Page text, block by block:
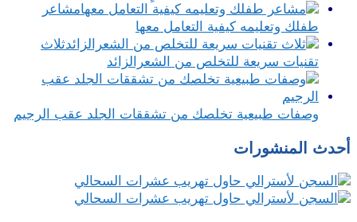
مشاعر
طفلك وتعليمه كيفية التعامل معها
ثلاث
تقنيات سريعة للتخلص من الشعرالزائد
وصفات طبيعية تخلصك من تشققات الجلد عقب الرجيم
أحدث المنشورات